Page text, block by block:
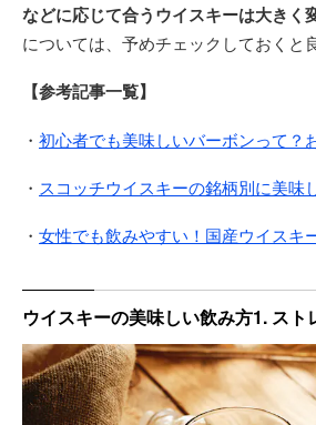
などに応じて合うウイスキーは大きく
については、予めチェックしておくと
【参考記事一覧】
・ 初心者でも美味しいバーボンって？
・ スコッチウイスキーの銘柄別に美味
・ 女性でも飲みやすい！国産ウイスキ
ウイスキーの美味しい飲み方1. スト